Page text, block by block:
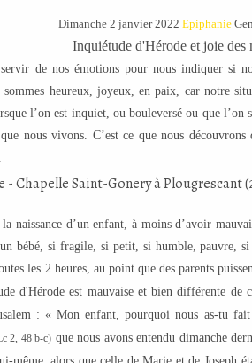
Dimanche 2 janvier 2022 Epiphanie
Inquiétude d'Hérode et joie des
de nos émotions pour nous indiquer si
heureux, joyeux, en paix, car notre
l’on est inquiet, ou bouleversé ou que
nous vivons. C’est ce que nous découvrons
.
naissance d’un enfant, à moins d’avoir
bébé, si fragile, si petit, si humble, pauvre,
les 2 heures, au point que des parents
d'Hérode est mauvaise et bien différente de
: « Mon enfant, pourquoi nous as-tu
2, 48 b-c) que nous avons entendu dimanche